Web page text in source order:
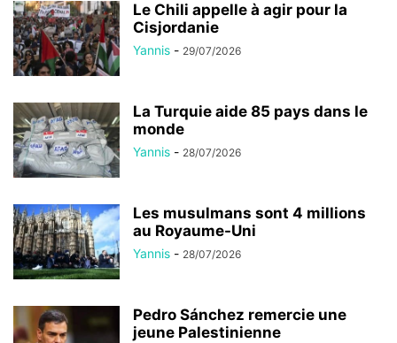
Le Chili appelle à agir pour la
Cisjordanie
Yannis - 29/07/2026
La Turquie aide 85 pays dans le
monde
Yannis - 28/07/2026
Les musulmans sont 4 millions
au Royaume-Uni
Yannis - 28/07/2026
Pedro Sánchez remercie une
jeune Palestinienne